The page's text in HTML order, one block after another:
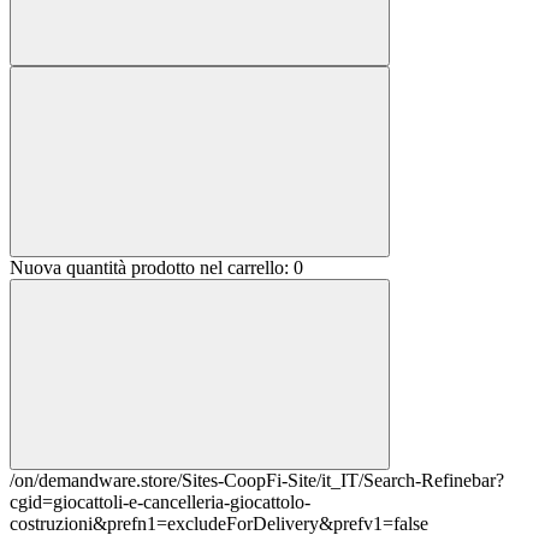
Nuova quantità prodotto nel carrello: 0
/on/demandware.store/Sites-CoopFi-Site/it_IT/Search-Refinebar?
cgid=giocattoli-e-cancelleria-giocattolo-
costruzioni&prefn1=excludeForDelivery&prefv1=false